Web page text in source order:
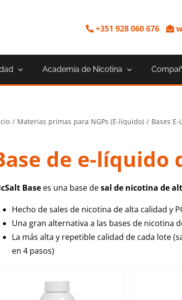
+351 928 060 676
Academia de Nicotina
Materias primas para NGPs (E-líquido) Bases
de e-líquido
Base es una base desal de nicotina de
Hecho de sales de nicotina de alta calidad y
Una gran alternativa a las bases de nicotina
La más alta y repetible calidad de cada lote
en 4 pasos)